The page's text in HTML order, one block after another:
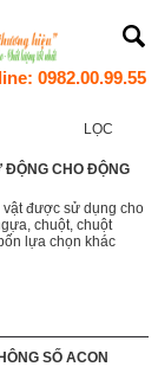
0982.00.99.55
LỌC
ĐỘNG CHO ĐỘNG
vật được sử dụng cho
chuột, chuột
lựa chọn khác
SỐ ACON